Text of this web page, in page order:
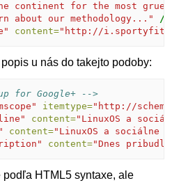
continent for the most
about our methodology..."
/>
content="http://
u nás do takejto podoby:
for Google+ -->
itemtype="http://
content="LinuxOS a
content="LinuxOS a sociálne
content="Dnes
HTML5 syntaxe, ale